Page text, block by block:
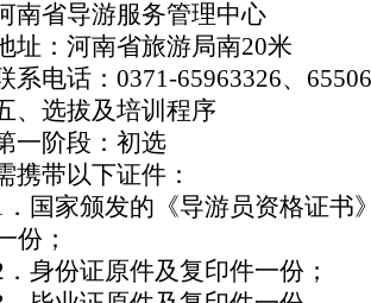
南省导游服务管理中心
址：河南省旅游局南20米
系电话：0371-65963326、
、选拔及培训程序
一阶段：初选
携带以下证件：
国家颁发的《导游员资格证书
份；
身份证原件及复印件一份；